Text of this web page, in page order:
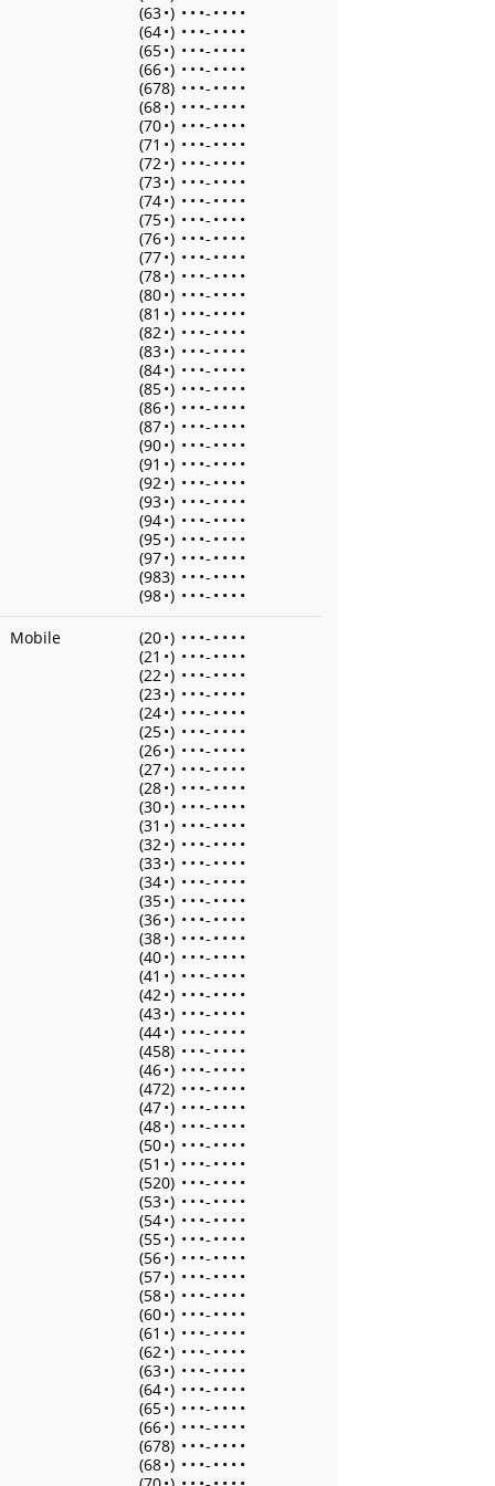
(63•) • • •- • • • •
(64•) • • •- • • • •
(65•) • • •- • • • •
(66•) • • •- • • • •
(678) • • •- • • • •
(68•) • • •- • • • •
(70•) • • •- • • • •
(71 •) • • •- • • • •
(72•) • • •- • • • •
(73•) • • •- • • • •
(74•) • • •- • • • •
(75•) • • •- • • • •
(76•) • • •- • • • •
(77•) • • •- • • • •
(78•) • • •- • • • •
(80•) • • •- • • • •
(81 •) • • •- • • • •
(82•) • • •- • • • •
(83•) • • •- • • • •
(84•) • • •- • • • •
(85•) • • •- • • • •
(86•) • • •- • • • •
(87•) • • •- • • • •
(90•) • • •- • • • •
(91 •) • • •- • • • •
(92•) • • •- • • • •
(93•) • • •- • • • •
(94•) • • •- • • • •
(95•) • • •- • • • •
(97•) • • •- • • • •
(983) • • •- • • • •
(98•) • • •- • • • •
Mobile
(20•) • • •- • • • •
(21 •) • • •- • • • •
(22•) • • •- • • • •
(23•) • • •- • • • •
(24•) • • •- • • • •
(25•) • • •- • • • •
(26•) • • •- • • • •
(27•) • • •- • • • •
(28•) • • •- • • • •
(30•) • • •- • • • •
(31 •) • • •- • • • •
(32•) • • •- • • • •
(33•) • • •- • • • •
(34•) • • •- • • • •
(35•) • • •- • • • •
(36•) • • •- • • • •
(38•) • • •- • • • •
(40•) • • •- • • • •
(41 •) • • •- • • • •
(42•) • • •- • • • •
(43•) • • •- • • • •
(44•) • • •- • • • •
(458) • • •- • • • •
(46•) • • •- • • • •
(472) • • •- • • • •
(47•) • • •- • • • •
(48•) • • •- • • • •
(50•) • • •- • • • •
(51 •) • • •- • • • •
(520) • • •- • • • •
(53•) • • •- • • • •
(54•) • • •- • • • •
(55•) • • •- • • • •
(56•) • • •- • • • •
(57•) • • •- • • • •
(58•) • • •- • • • •
(60•) • • •- • • • •
(61 •) • • •- • • • •
(62•) • • •- • • • •
(63•) • • •- • • • •
(64•) • • •- • • • •
(65•) • • •- • • • •
(66•) • • •- • • • •
(678) • • •- • • • •
(68•) • • •- • • • •